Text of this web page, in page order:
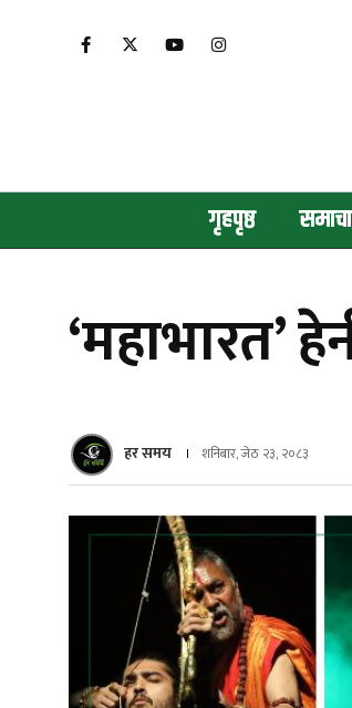
गृहपृष्ठ
‘महाभारत’
हर समय शनिबार, जेठ २३, २०८३